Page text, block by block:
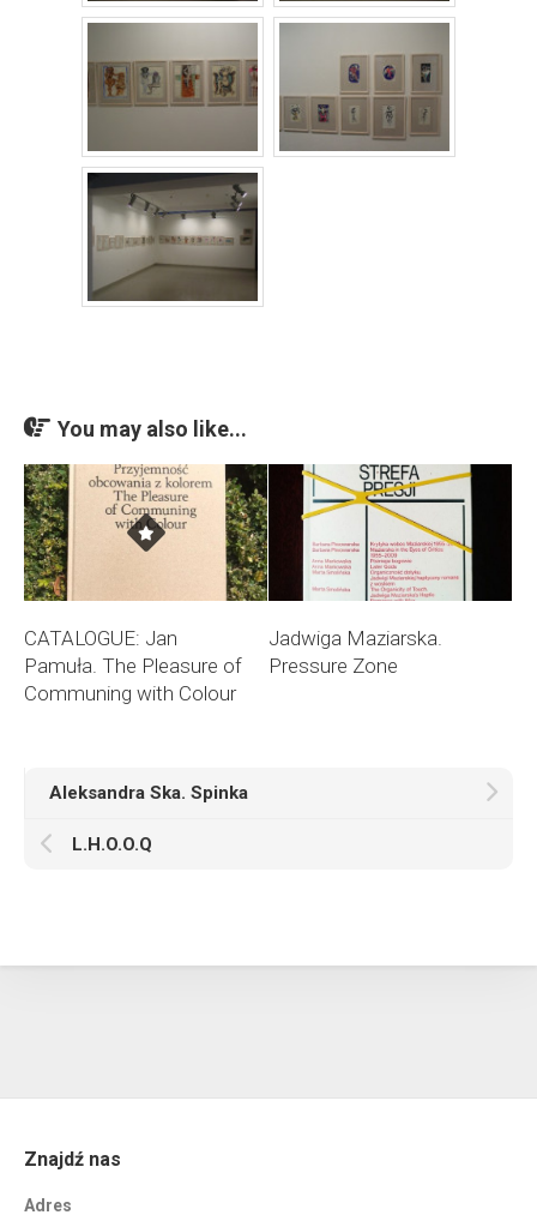
You may also like...
CATALOGUE: Jan
Pamuła. The Pleasure of
Communing with Colour
Jadwiga Maziarska.
Pressure Zone
Aleksandra Ska. Spinka
L.H.O.O.Q
Znajdź nas
Adres